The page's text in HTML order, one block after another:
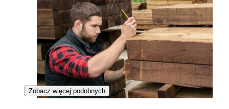
Zobacz więcej podobnych